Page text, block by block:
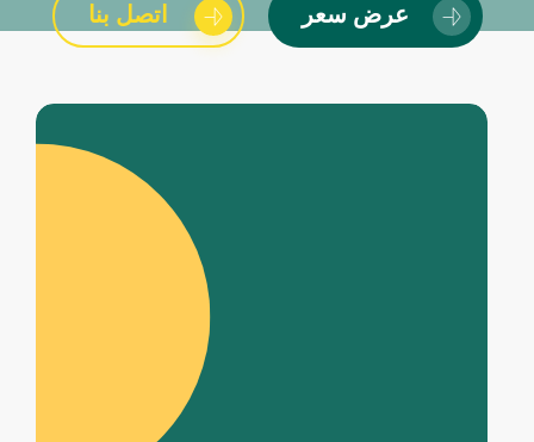
اتصل بنا عرض سعر